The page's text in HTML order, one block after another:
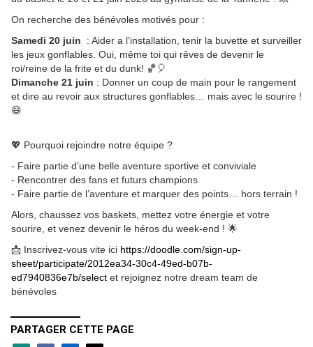
On recherche des bénévoles motivés pour :
Samedi 20 juin
: Aider a l'installation, tenir la buvette et surveiller
les jeux gonflables. Oui, même toi qui rêves de devenir le
roi/reine de la frite et du dunk! 🏀🎈
Dimanche 21 juin : Donner un coup de main pour le rangement
et dire au revoir aux structures gonflables… mais avec le sourire !
😄
💖 Pourquoi rejoindre notre équipe ?
- Faire partie d’une belle aventure sportive et conviviale
- Rencontrer des fans et futurs champions
- Faire partie de l’aventure et marquer des points… hors terrain !
Alors, chaussez vos baskets, mettez votre énergie et votre
sourire, et venez devenir le héros du week-end ! 🌟
📩 Inscrivez-vous vite ici https://doodle.com/sign-up-
sheet/participate/2012ea34-30c4-49ed-b07b-
ed7940836e7b/select et rejoignez notre dream team de
bénévoles
PARTAGER CETTE PAGE